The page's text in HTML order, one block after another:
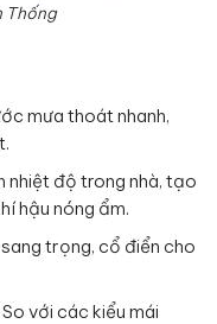
Thống
mưa thoát nhanh,
nhiệt độ trong nhà, tạo
hậu nóng ẩm.
trọng, cổ điển cho
So với các kiểu mái